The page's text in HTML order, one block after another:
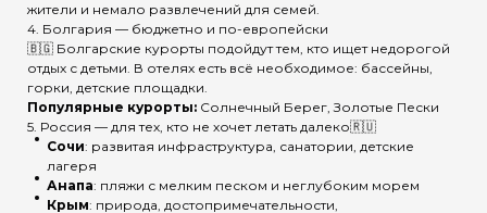
жители и немало развлечений для семей.
4. Болгария — бюджетно и по-европейски
🇧🇬 Болгарские курорты подойдут тем, кто ищет недорогой
отдых с детьми. В отелях есть всё необходимое: бассейны,
горки, детские площадки.
Популярные курорты: Солнечный Берег, Золотые Пески
5. Россия — для тех, кто не хочет летать далеко🇷🇺
Сочи: развитая инфраструктура, санатории, детские
лагеря
Анапа: пляжи с мелким песком и неглубоким морем
Крым: природа, достопримечательности,